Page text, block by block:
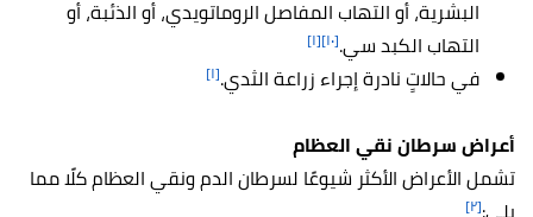
البشرية، أو التهاب المفاصل الروماتويدي، أو الذئبة، أو
التهاب الكبد سي.[١٠] [١]
في حالاتٍ نادرة إجراء زراعة الثدي.[١]
أعراض سرطان نقي العظام
تشمل الأعراض الأكثر شيوعًا لسرطان الدم ونقي العظام كلًا مما
[٢]